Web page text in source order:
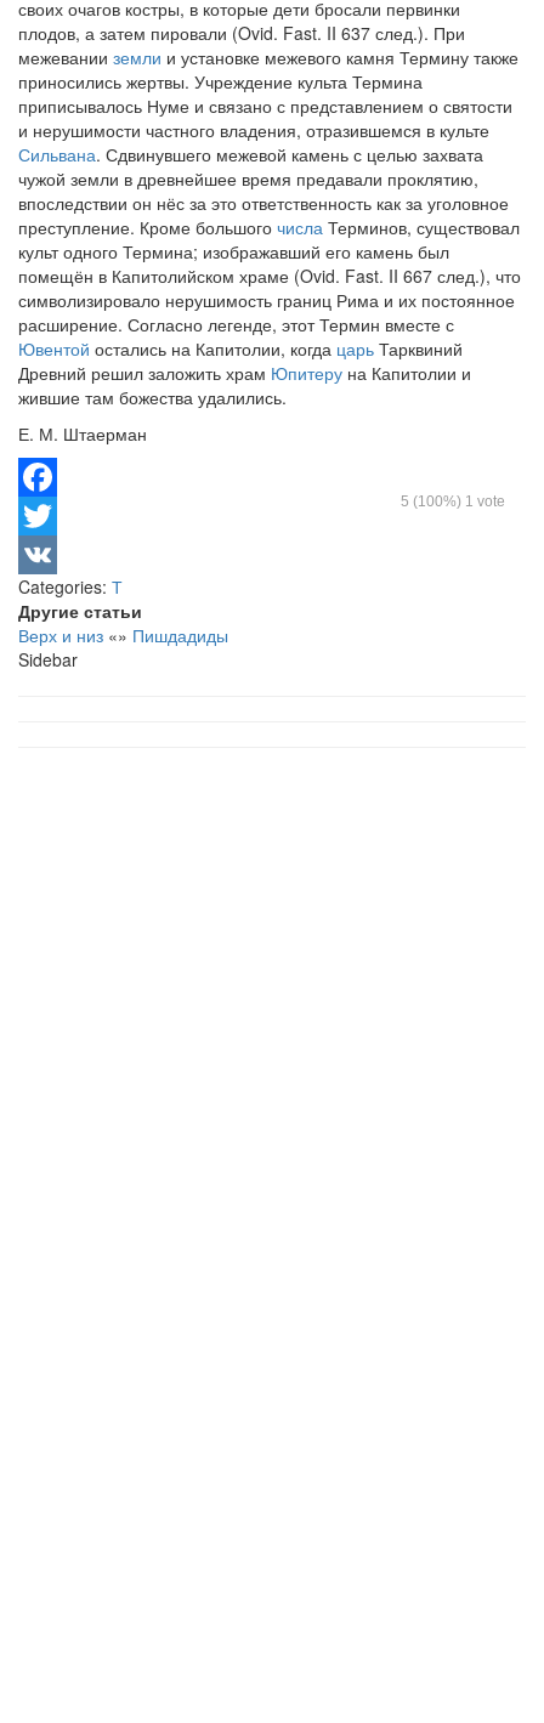
своих очагов костры, в которые дети бросали первинки
плодов, а затем пировали (Ovid. Fast. II 637 след.). При
межевании земли и установке межевого камня Термину также
приносились жертвы. Учреждение культа Термина
приписывалось Нуме и связано с представлением о святости
и нерушимости частного владения, отразившемся в культе
Сильвана. Сдвинувшего межевой камень с целью захвата
чужой земли в древнейшее время предавали проклятию,
впоследствии он нёс за это ответственность как за уголовное
преступление. Кроме большого числа Терминов, существовал
культ одного Термина; изображавший его камень был
помещён в Капитолийском храме (Ovid. Fast. II 667 след.), что
символизировало нерушимость границ Рима и их постоянное
расширение. Согласно легенде, этот Термин вместе с
Ювентой остались на Капитолии, когда царь Тарквиний
Древний решил заложить храм Юпитеру на Капитолии и
жившие там божества удалились.
Е. М. Штаерман
5 (100%) 1 vote
Facebook
Twitter
VK
Categories: Т
Другие статьи
Верх и низ «» Пишдадиды
Sidebar